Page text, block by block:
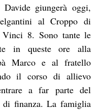
giungerà oggi,
al Croppo di
8. Sono tante le
in queste ore alla
Marco e al fratello
il corso di allievo
a far parte del
di finanza. La famiglia